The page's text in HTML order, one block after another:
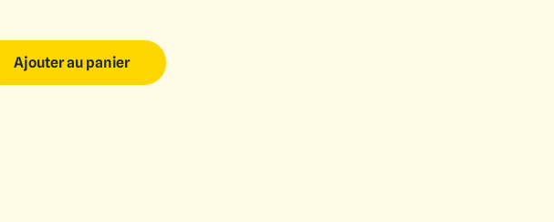
Ajouter au panier